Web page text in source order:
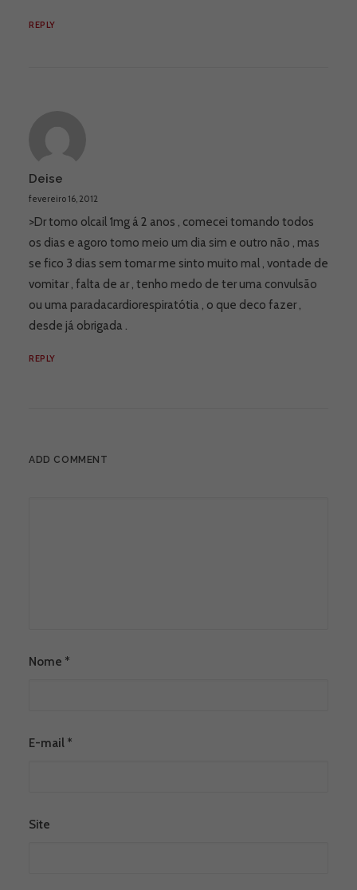
REPLY
Deise
fevereiro 16, 2012
>Dr tomo olcail 1mg á 2 anos , comecei tomando todos
os dias e agoro tomo meio um dia sim e outro não , mas
se fico 3 dias sem tomar me sinto muito mal , vontade de
vomitar , falta de ar , tenho medo de ter uma convulsão
ou uma paradacardiorespiratótia , o que deco fazer ,
desde já obrigada .
REPLY
ADD COMMENT
Nome *
E-mail *
Site